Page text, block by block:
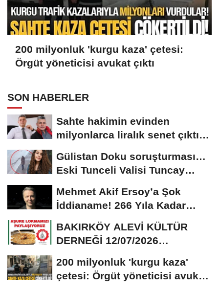
200 milyonluk 'kurgu kaza' çetesi:
Örgüt yöneticisi avukat çıktı
SON HABERLER
Sahte hakimin evinden
milyonlarca liralık senet çıktı:
Gülistan Doku soruşturması…
Eski Tunceli Valisi Tuncay
Mehmet Akif Ersoy’a Şok
İddianame! 266 Yıla Kadar
Hapis Talebi
BAKIRKÖY ALEVİ KÜLTÜR
DERNEĞİ 12/07/2026
DAVETİNE...
200 milyonluk 'kurgu kaza'
çetesi: Örgüt yöneticisi avukat